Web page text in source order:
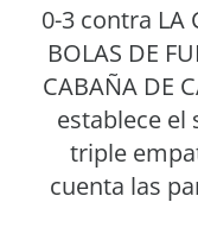
0-3 contra LA
BOLAS DE
CABAÑA DE
establece el
triple
cuenta las